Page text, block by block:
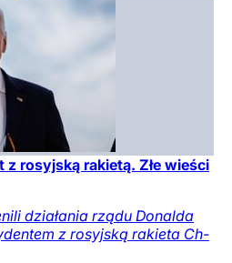
rosyjską rakietą. Złe wieści
działania rządu Donalda
z rosyjską rakieta Ch-